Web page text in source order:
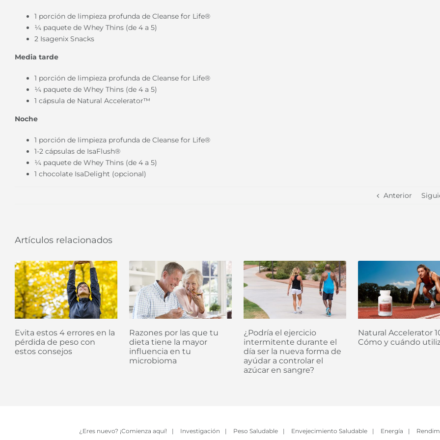
1 porción de limpieza profunda de Cleanse for Life®
¼ paquete de Whey Thins (de 4 a 5)
2 Isagenix Snacks
Media tarde
1 porción de limpieza profunda de Cleanse for Life®
¼ paquete de Whey Thins (de 4 a 5)
1 cápsula de Natural Accelerator™
Noche
1 porción de limpieza profunda de Cleanse for Life®
1-2 cápsulas de IsaFlush®
¼ paquete de Whey Thins (de 4 a 5)
1 chocolate IsaDelight (opcional)
Anterior
Artículos relacionados
Evita estos 4 errores en la
pérdida de peso con
estos consejos
Razones por las que tu
dieta tiene la mayor
influencia en tu
microbioma
¿Podría el ejercicio
intermitente durante el
día ser la nueva forma de
ayúdar a controlar el
azúcar en sangre?
Natural Accelerator
Cómo y cuándo
¿Eres nuevo? ¡Comienza aquí! | Investigación | Peso Saludable | Envejecimiento Saludable | Energía |